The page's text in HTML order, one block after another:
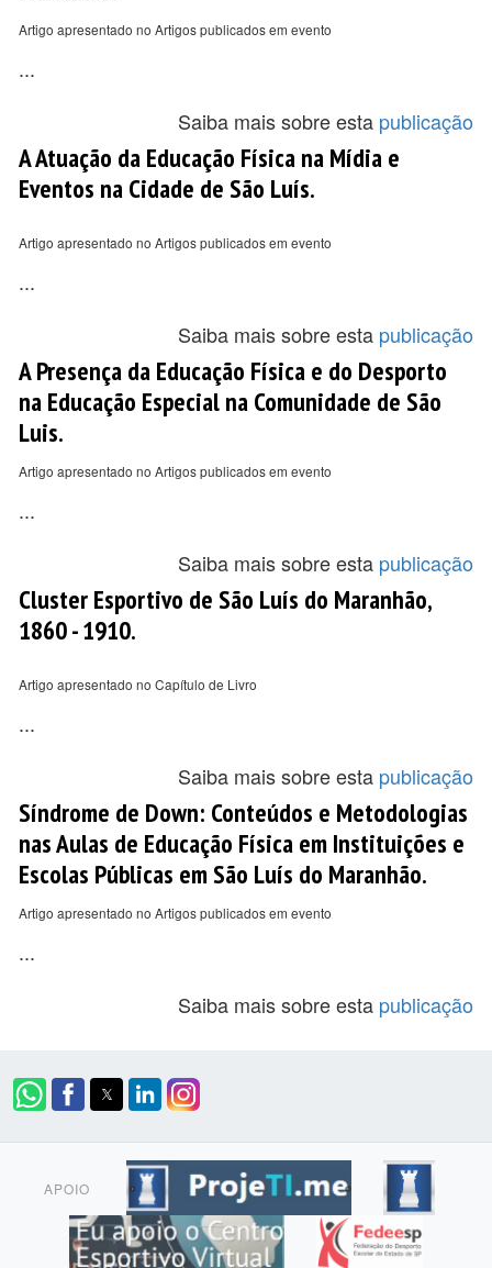
Artigo apresentado no Artigos publicados em evento
...
Saiba mais sobre esta publicação
A Atuação da Educação Física na Mídia e
Eventos na Cidade de São Luís.
Artigo apresentado no Artigos publicados em evento
...
Saiba mais sobre esta publicação
A Presença da Educação Física e do Desporto
na Educação Especial na Comunidade de São
Luis.
Artigo apresentado no Artigos publicados em evento
...
Saiba mais sobre esta publicação
Cluster Esportivo de São Luís do Maranhão,
1860 - 1910.
Artigo apresentado no Capítulo de Livro
...
Saiba mais sobre esta publicação
Síndrome de Down: Conteúdos e Metodologias
nas Aulas de Educação Física em Instituições e
Escolas Públicas em São Luís do Maranhão.
Artigo apresentado no Artigos publicados em evento
...
Saiba mais sobre esta publicação
APOIO